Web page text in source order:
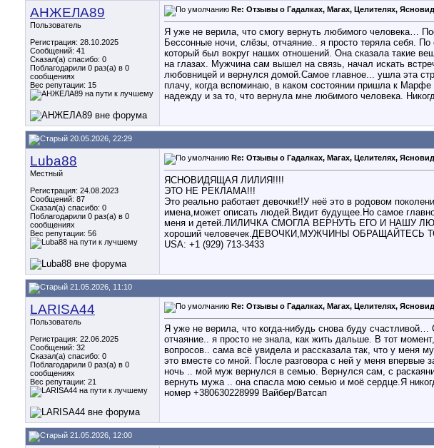
АНЖЕЛА89
Пользователь
Регистрация: 28.10.2025
Сообщений: 41
Сказал(а) спасибо: 0
Поблагодарили 0 раз(а) в 0
сообщениях
Вес репутации: 15
Re: Отзывы о Гадалках, Магах, Целителях,
Я уже не верила, что смогу вернуть любимого человека…
Бессонные ночи, слёзы, отчаяние.. я просто теряла себя.
который был вокруг наших отношений. Она сказала такие
на глазах. Мужчина сам вышел на связь, начал искать
любовницей и вернулся домой.Самое главное... ушла эта
плачу, когда вспоминаю, в каком состоянии пришла к
надежду и за то, что вернула мне любимого человека.
20.05.2026, 22:29
Luba88
Местный
Регистрация: 24.08.2023
Сообщений: 87
Сказал(а) спасибо: 0
Поблагодарили 0 раз(а) в 0
сообщениях
Вес репутации: 56
Re: Отзывы о Гадалках, Магах, Целителях,
ЯСНОВИДЯЩАЯ ЛИЛИЯ!!!!
ЭТО НЕ РЕКЛАМА!!!
Это реально работает девочки!!У неё это в родовом
имена,может описать людей.Видит будущее.Но самое
меня и детей.ЛИЛИЧКА СМОГЛА ВЕРНУТЬ ЕГО И НАШУ
хороший человечек.ДЕВОЧКИ,МУЖЧИНЫ ОБРАЩАЙТЕСЬ
USA: +1 (929) 713-3433
21.05.2026, 11:10
LARISA44
Пользователь
Регистрация: 22.06.2025
Сообщений: 32
Сказал(а) спасибо: 0
Поблагодарили 0 раз(а) в 0
сообщениях
Вес репутации: 21
Re: Отзывы о Гадалках, Магах, Целителях,
Я уже не верила, что когда-нибудь снова буду
отчаяние.. я просто не знала, как жить дальше. В тот
вопросов.. сама всё увидела и рассказала так, что у
это вместе со мной. После разговора с ней у меня
ночь .. мой муж вернулся в семью. Вернулся сам, с
вернуть мужа .. она спасла мою семью и моё сердце.Я
номер +380630228999 Вайбер/Ватсап
21.05.2026, 12:00